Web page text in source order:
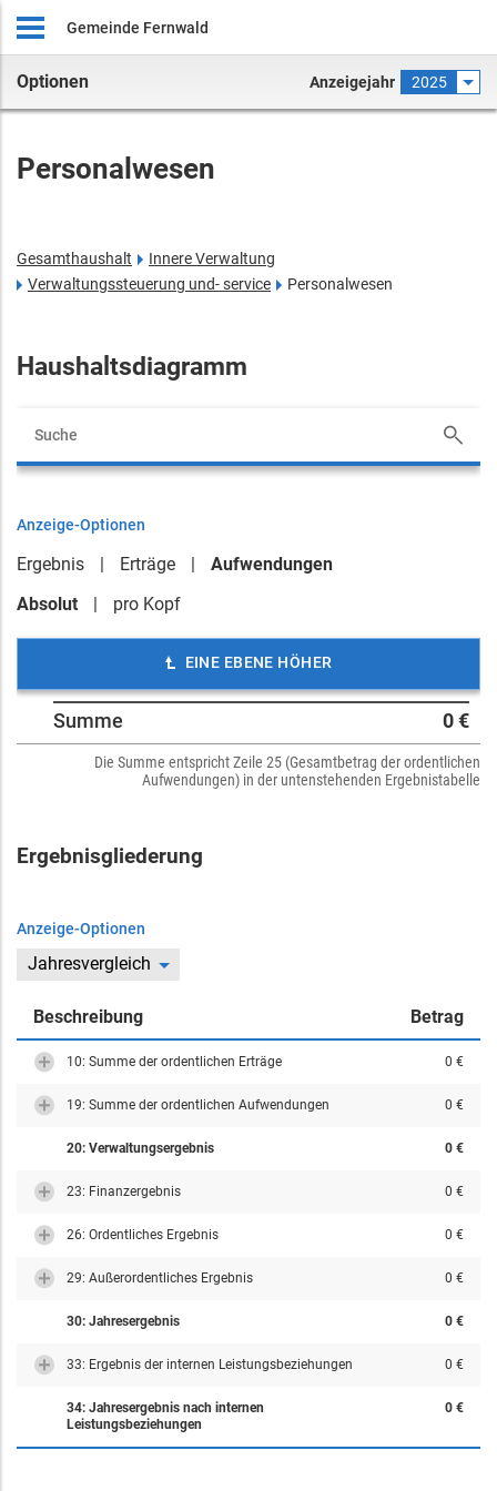
Gemeinde Fernwald
Optionen Anzeigejahr 2025
Personalwesen
Gesamthaushalt
Innere Verwaltung
Verwaltungssteuerung und- service
Personalwesen
Haushaltsdiagramm
Anzeige-Optionen
Ergebnis Erträge
Aufwendungen
Absolut
pro Kopf
EINE EBENE HÖHER
Summe 0 €
Die Summe entspricht Zeile 25 (Gesamtbetrag der ordentlichen
Aufwendungen) in der untenstehenden Ergebnistabelle
Ergebnisgliederung
Anzeige-Optionen
Jahresvergleich
Beschreibung Betrag
10: Summe der ordentlichen Erträge 0 €
19: Summe der ordentlichen Aufwendungen 0 €
20: Verwaltungsergebnis 0 €
23: Finanzergebnis 0 €
26: Ordentliches Ergebnis 0 €
29: Außerordentliches Ergebnis 0 €
30: Jahresergebnis 0 €
33: Ergebnis der internen Leistungsbeziehungen 0 €
34: Jahresergebnis nach internen
Leistungsbeziehungen
0 €